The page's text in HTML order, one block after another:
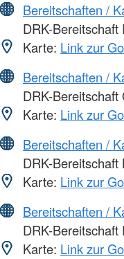
Bereitschaften /
DRK-Bereitschaft
Karte: Link zur
Bereitschaften /
DRK-Bereitschaft
Karte: Link zur
Bereitschaften /
DRK-Bereitschaft
Karte: Link zur
Bereitschaften /
DRK-Bereitschaft
Karte: Link zur